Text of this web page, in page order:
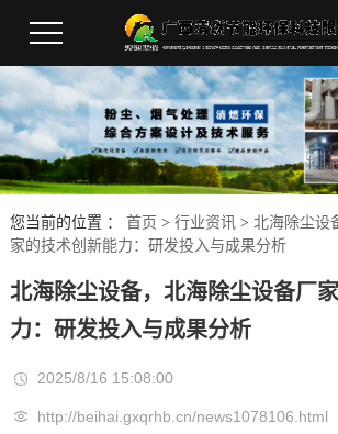
您当前的位置 ： 首页 > 行业资讯 > 北海除尘设
家的技术创新能力：研发投入与成果分析
北海除尘设备，北海除尘设备厂
力：研发投入与成果分析
2025/8/16 15:08:00
http://beihai.gxqrhb.cn/news1078106.html